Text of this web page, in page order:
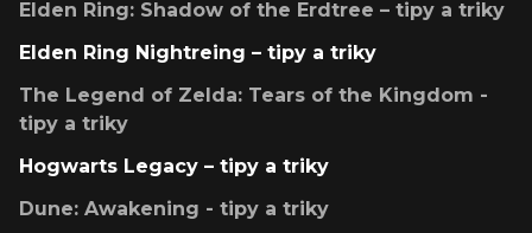
Elden Ring: Shadow of the Erdtree – tipy a triky
Elden Ring Nightreing – tipy a triky
The Legend of Zelda: Tears of the Kingdom -
tipy a triky
Hogwarts Legacy – tipy a triky
Dune: Awakening - tipy a triky